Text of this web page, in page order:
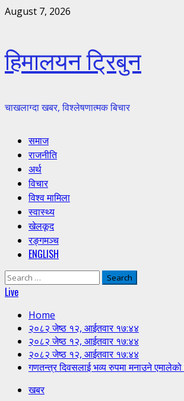
Skip
August 7, 2026
हिमालयन ट्रिबुन
चाखलाग्दा खबर, विश्लेषणात्मक बिचार
Menuसमाज
राजनीति
अर्थ
विचार
विश्व मामिला
स्वास्थ्य
खेलकूद
रङ्गमञ्च
ENGLISH
Search
for:
Live
Home
२०८२ जेष्ठ १२, आईतवार १७:४४
२०८२ जेष्ठ १२, आईतवार १७:४४
२०८२ जेष्ठ १२, आईतवार १७:४४
गणतन्त्र दिवसलाई भव्य रुपमा मनाउने एमालेको
खबर